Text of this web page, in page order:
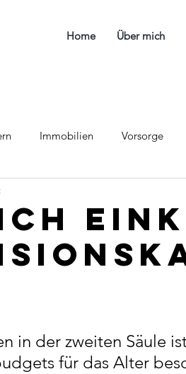
Home Über mich
Immobilien Vorsorge
in der zweiten Säule
für das Alter